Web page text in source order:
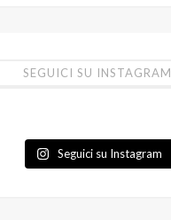
SEGUICI SU INSTAGRAM
Seguici su Instagram